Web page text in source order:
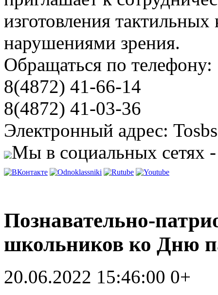
изготовления
нарушениями зрения.
Обращаться по телефону:
8(4872) 41-66-14
8(4872) 41-03-36
Электронный адрес:
Мы в социальных сетях
Познавательно-
школьников ко Дню
20.06.2022 15:46:00 0+